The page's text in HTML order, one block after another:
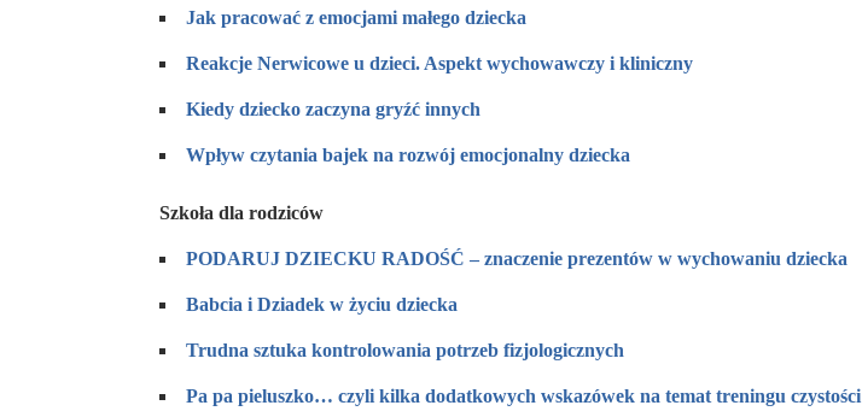
Jak pracować z emocjami małego dziecka
Reakcje Nerwicowe u dzieci. Aspekt wychowawczy i kliniczny
Kiedy dziecko zaczyna gryźć innych
Wpływ czytania bajek na rozwój emocjonalny dziecka
Szkoła dla rodziców
PODARUJ DZIECKU RADOŚĆ – znaczenie prezentów w wychowaniu dziecka
Babcia i Dziadek w życiu dziecka
Trudna sztuka kontrolowania potrzeb fizjologicznych
Pa pa pieluszko… czyli kilka dodatkowych wskazówek na temat treningu czystości